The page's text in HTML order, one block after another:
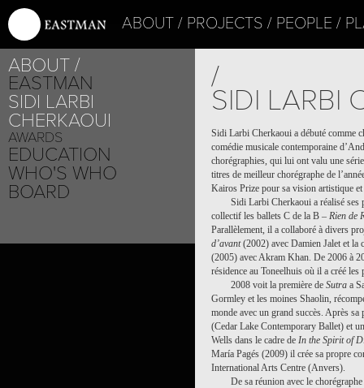
ABOUT PROJECTS PEOPLE
ABOUT
EASTMAN
SIDI LARBI
CHERKAOUI
AWARDS
EDUCATION
WHO'S WHO
BOARD
/
SIDI LARBI
Sidi Larbi Cherkaoui a débuté comme
comédie musicale contemporaine
chorégraphies, qui lui ont valu une
titres de meilleur chorégraphe de
Kairos Prize pour sa vision artistique
Sidi Larbi Cherkaoui a réalisé ses
collectif les ballets C de la B – Rien de
Parallèlement, il a collaboré à divers
d’avant(2002) avec Damien Jalet et la
(2005) avec Akram Khan. De 2006 à
résidence au Toneelhuis où il a créé
2008 voit la première de Sutra a
Gormley et les moines Shaolin,
monde avec un grand succès. Après
(Cedar Lake Contemporary Ballet) et
Wells dans le cadre de In the Spirit of
María Pagés (2009) il crée sa propre
International Arts Centre (Anvers).
De sa réunion avec le